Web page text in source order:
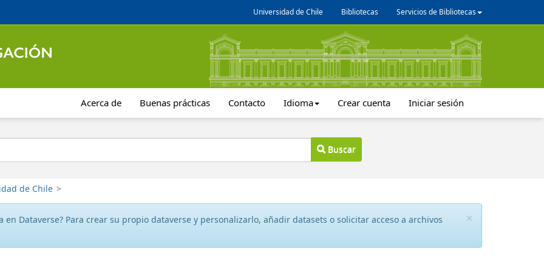
Universidad de Chile Bibliotecas Servicios de Bibliotecas
Acerca de Buenas prácticas Contacto Idioma Crear cuenta Iniciar sesión
Buscar
de Chile >
×
en Dataverse? Para crear su propio dataverse y personalizarlo, añadir datasets o solicitar acceso a archivos